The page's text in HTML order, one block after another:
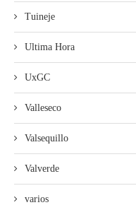
Tuineje
Ultima Hora
UxGC
Valleseco
Valsequillo
Valverde
varios